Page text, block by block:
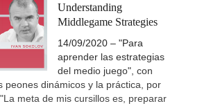
Understanding
Middlegame Strategies
14/09/2020 – "Para
aprender las estrategias
del medio juego", con
peones dinámicos y la práctica, por
meta de mis cursillos es, preparar